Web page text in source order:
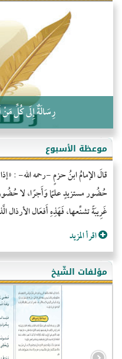
التَّعْلِيمُ القُرْآنِي
كلمة إلى إخواني السلفيين في الجزائر
رِسَالَةٌ إِلَى كُلِّ مَنْ
موعظة الأسبوع
قالَ الإمامُ ابنُ حزمٍ -رحمه الله-
حُضُور مستزيدٍ علمًا وَأَجرًا، لا
غَرِيبَةً تشنِّعها، فَهَذِهِ أَفعَال الأرذال
اقرأ المزيد
مؤلفات الشّيخ